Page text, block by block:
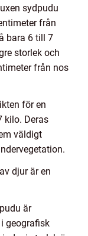
sydpudu
från
bara 6 till 7
storlek och
från nos
för en
kilo. Deras
väldigt
djur är en
är
geografisk